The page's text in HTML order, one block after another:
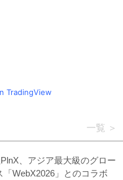
TradingView
一覧
、アジア最大級のグロー
WebX2026」とのコラボ